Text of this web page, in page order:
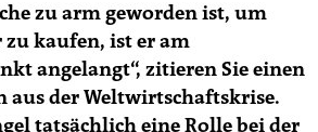
zu arm geworden ist, um
zu kaufen, ist er am
angelangt“, zitieren Sie einen
aus der Weltwirtschaftskrise.
tatsächlich eine Rolle bei der